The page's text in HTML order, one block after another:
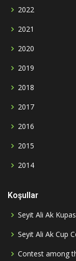
2022
2021
2020
2019
2018
2017
2016
2015
2014
Koşullar
Seyit Ali Ak
Seyit Ali Ak Cup
Contest among